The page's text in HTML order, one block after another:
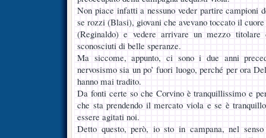
Non piace infatti a nessuno veder partire campioni
se rozzi (Blasi), giovani che avevano toccato il
(Reginaldo) e vedere arrivare un mezzo
sconosciuti di belle speranze.
Ma siccome, appunto, ci sono i due anni
nervosismo sia un po’ fuori luogo, perché per ora
hanno mai tradito.
Da fonti certe so che Corvino è tranquillissimo e
che sta prendendo il mercato viola e se è
essere agitati noi.
Detto questo, però, io sto in campana, nel